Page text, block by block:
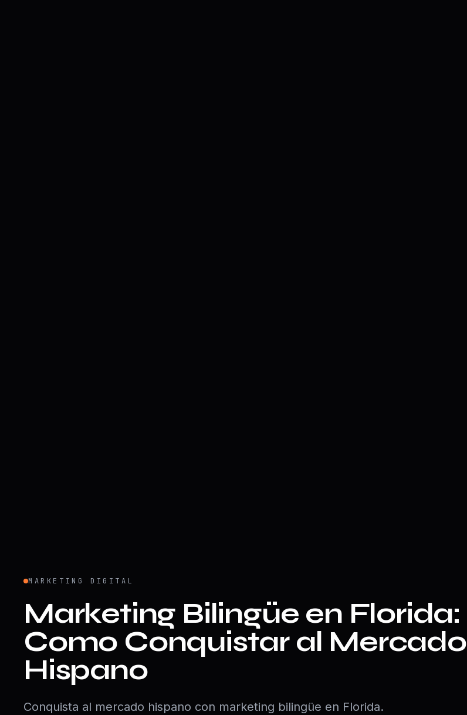
MARKETING DIGITAL
Marketing Bilingüe en Florida:
Como Conquistar al Mercado
Hispano
Conquista al mercado hispano con marketing bilingüe en Florida.